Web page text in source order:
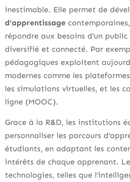
inestimable. Elle permet de
d’apprentissage
répondre aux besoins d’un
diversifié et connecté. Par
pédagogiques exploitent
modernes comme les
les simulations virtuelles, et les
ligne (MOOC).
Grace à la R&D, les institutions
personnaliser les parcours
étudiants, en adaptant les
intérêts de chaque apprenant.
technologies, telles que